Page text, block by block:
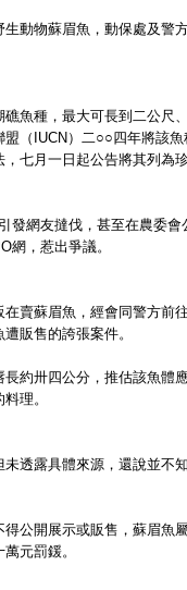
動物蘇眉魚，動保處及警
魚種，最大可長到二公尺
（IUCN）二○○四年將該
七月一日起公告將其列為
發網友撻伐，甚至在農委會
網，惹出爭議。
賣蘇眉魚，經會同警方前
販售的誇張案件。
約卅四公分，推估該魚體
理。
透露具體來源，還說並不
公開展示或販售，蘇眉魚
元罰鍰。